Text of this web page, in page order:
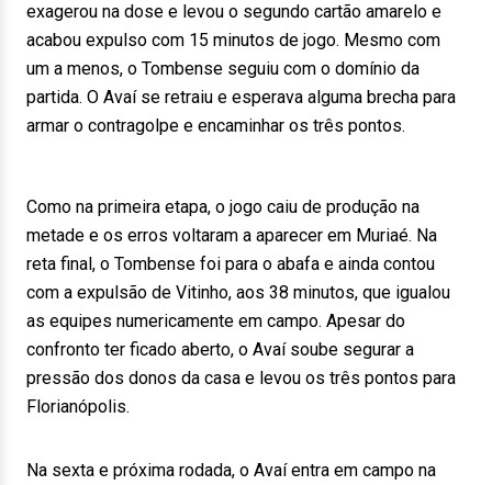
exagerou na dose e levou o segundo cartão amarelo e
acabou expulso com 15 minutos de jogo. Mesmo com
um a menos, o Tombense seguiu com o domínio da
partida. O Avaí se retraiu e esperava alguma brecha para
armar o contragolpe e encaminhar os três pontos.
Como na primeira etapa, o jogo caiu de produção na
metade e os erros voltaram a aparecer em Muriaé. Na
reta final, o Tombense foi para o abafa e ainda contou
com a expulsão de Vitinho, aos 38 minutos, que igualou
as equipes numericamente em campo. Apesar do
confronto ter ficado aberto, o Avaí soube segurar a
pressão dos donos da casa e levou os três pontos para
Florianópolis.
Na sexta e próxima rodada, o Avaí entra em campo na